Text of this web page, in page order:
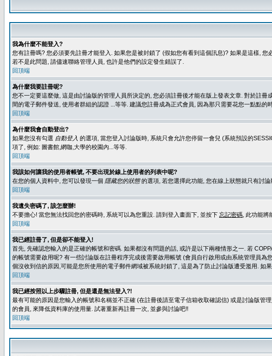
我為什麼不能登入?
您有註冊嗎? 您必須要先註冊才能登入. 如果您是被封鎖了 (假如您有看到這個訊息)? 如果是這樣,
若不是此問題, 請儘速聯絡管理人員, 也許是他們的設定發生錯誤了.
回頂端
為什麼我要註冊呢?
您不一定要這麼做, 這是由討論版的管理人員所決定的, 您必須註冊後才能在版上發表文章. 對於註
間的電子郵件發送, 使用者群組的認證 ...等等. 建議您註冊成為正式會員, 因為那只需要花您一點點的
回頂端
為什麼我會自動登出?
如果您沒有勾選 自動登入 的選項, 當您登入討論版時, 系統只會允許您停留一會兒 (系統預設的
項了, 例如: 圖書館,網咖,大學的校園內...等等.
回頂端
我該如何讓我的使用者帳號, 不要出現於線上使用者的列表中呢?
在您的個人資料中, 您可以發現一個 隱藏您的狀態的選項, 若您選擇此功能, 您在線上狀態就只有討
回頂端
我遺失密碼了, 該怎麼辦!
不要擔心! 當您無法找回您的密碼時, 系統可以為您重設. 請到登入畫面下, 並按下 忘記密碼, 此功能將
回頂端
我已經註冊了, 但是卻不能登入!
首先, 先確認您輸入的是正確的帳號和密碼. 如果都沒有問題的話, 或許是以下兩種情形之一. 若
的帳號需要啟用呢? 有一些討論版在註冊程序完成後需要啟用帳號 (會員自行啟用或由系統管理員
個沒收到信的原因,可能是您所使用的電子郵件網域被系統封鎖了, 這是為了防止討論版遭受濫用. 如
回頂端
我已經按照以上步驟註冊, 但是還是無法登入?!
最有可能的原因是您輸入的帳號和名稱並不正確 (在註冊後請至電子信箱收取確認信) 或是討論版
的會員, 來降低資料庫的使用量. 試著重新再註冊一次, 並參與討論吧!!
回頂端